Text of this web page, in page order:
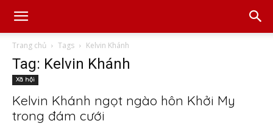
Trang chủ Tags Kelvin Khánh
Tag: Kelvin Khánh
Xã hội
Kelvin Khánh ngọt ngào hôn Khởi My
trong đám cưới